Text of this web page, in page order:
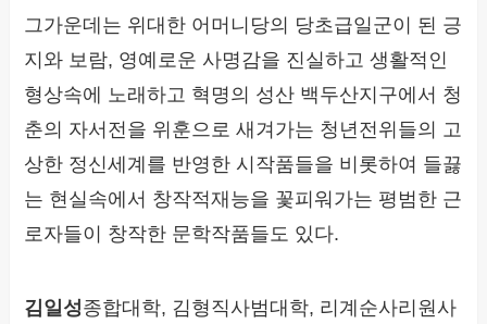
그가운데는 위대한 어머니당의 당초급일군이 된 긍
지와 보람, 영예로운 사명감을 진실하고 생활적인
형상속에 노래하고 혁명의 성산 백두산지구에서 청
춘의 자서전을 위훈으로 새겨가는 청년전위들의 고
상한 정신세계를 반영한 시작품들을 비롯하여 들끓
는 현실속에서 창작적재능을 꽃피워가는 평범한 근
로자들이 창작한 문학작품들도 있다.
김일성종합대학, 김형직사범대학, 리계순사리원사